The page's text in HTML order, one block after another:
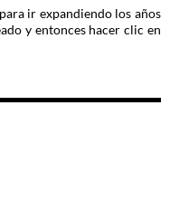
para ir expandiendo los años
y entonces hacer clic en